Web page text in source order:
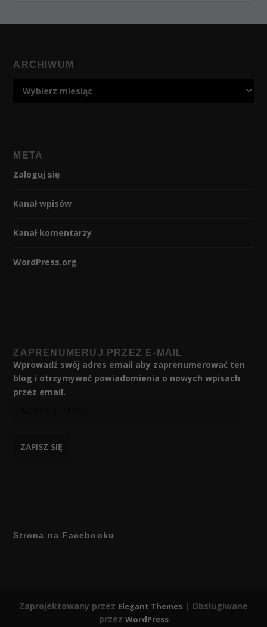
ARCHIWUM
META
Zaloguj się
Kanał wpisów
Kanał komentarzy
WordPress.org
ZAPRENUMERUJ PRZEZ E-MAIL
Wprowadź swój adres email aby zaprenumerować ten
blog i otrzymywać powiadomienia o nowych wpisach
przez email.
ZAPISZ SIĘ
Strona na Facebooku
Zaprojektowany przez Elegant Themes | Obsługiwane
przez WordPress